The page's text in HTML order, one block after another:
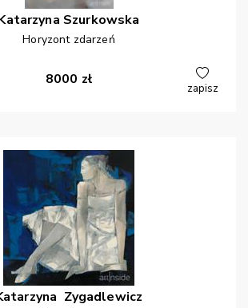
Szurkowska
Horyzont zdarzeń
8000 zł
zapisz
Zygadlewicz